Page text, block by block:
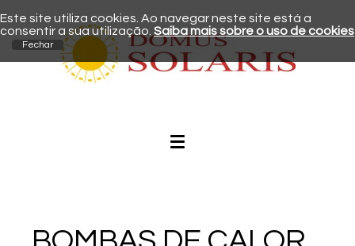
Este site utiliza cookies. Ao navegar neste site está a
consentir a sua utilização. Saiba mais sobre o uso de cookies